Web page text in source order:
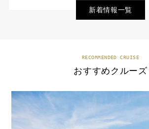
新着情報一覧
RECOMMENDED CRUISE
おすすめクルーズ